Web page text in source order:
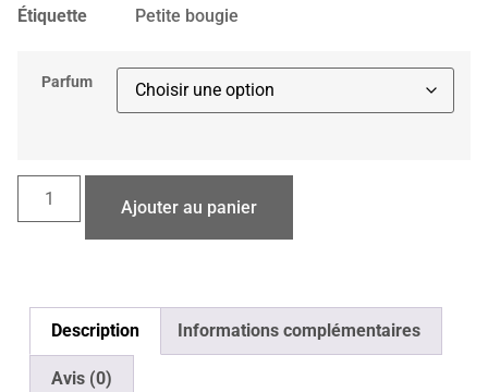
Étiquette
Petite bougie
Parfum
Ajouter au panier
Description Informations complémentaires
Avis (0)